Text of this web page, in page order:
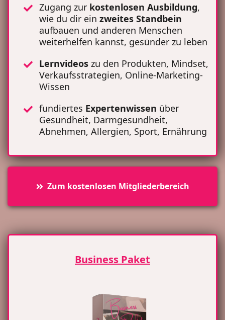
Zugang zur kostenlosen Ausbildung,
wie du dir ein zweites Standbein
aufbauen und anderen Menschen
weiterhelfen kannst, gesünder zu leben
Lernvideos zu den Produkten, Mindset,
Verkaufsstrategien, Online-Marketing-
Wissen
fundiertes Expertenwissen über
Gesundheit, Darmgesundheit,
Abnehmen, Allergien, Sport, Ernährung
Zum kostenlosen Mitgliederbereich
Business Paket